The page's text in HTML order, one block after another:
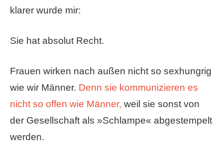
klarer wurde mir:
Sie hat absolut Recht.
Frauen wirken nach außen nicht so sexhungrig
wie wir Männer. Denn sie kommunizieren es
nicht so offen wie Männer, weil sie sonst von
der Gesellschaft als »Schlampe« abgestempelt
werden.